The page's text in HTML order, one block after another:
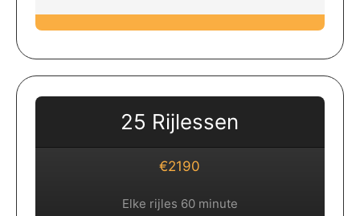
25 Rijlessen
€2190
Elke rijles 60 minute